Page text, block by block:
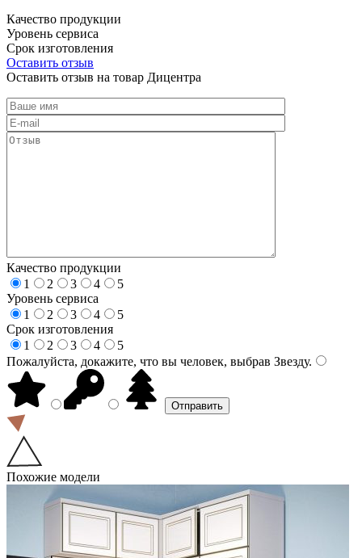
Качество продукции
Уровень сервиса
Срок изготовления
Оставить отзыв
Оставить отзыв на товар Дицентра
Качество продукции
1
2 3 4
5
Уровень сервиса
1
2 3 4
5
Срок изготовления
1
2 3 4
5
Пожалуйста, докажите, что вы человек, выбрав Звезду.
Похожие модели